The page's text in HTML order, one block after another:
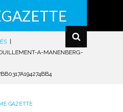
A-MANENBERG-
GAZETTE